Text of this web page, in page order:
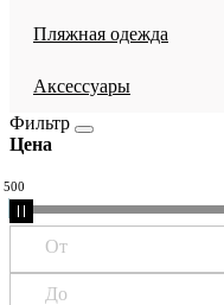
Пляжная одежда
Аксессуары
Фильтр
Цена
500
От
До